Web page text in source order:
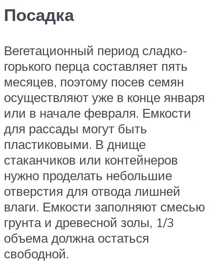
Посадка
Вегетационный период сладко-
горького перца составляет пять
месяцев, поэтому посев семян
осуществляют уже в конце января
или в начале февраля. Емкости
для рассады могут быть
пластиковыми. В днище
стаканчиков или контейнеров
нужно проделать небольшие
отверстия для отвода лишней
влаги. Емкости заполняют смесью
грунта и древесной золы, 1/3
объема должна остаться
свободной.